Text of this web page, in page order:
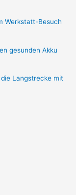
Werkstatt-Besuch
gesunden Akku
Langstrecke mit